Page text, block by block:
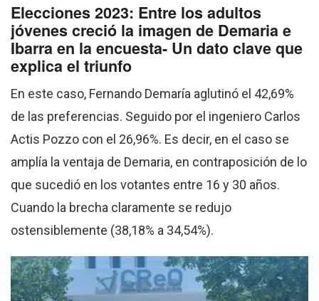
Elecciones 2023: Entre los adultos
jóvenes creció la imagen de Demaria e
Ibarra en la encuesta- Un dato clave que
explica el triunfo
En este caso, Fernando Demaría aglutinó el 42,69%
de las preferencias. Seguido por el ingeniero Carlos
Actis Pozzo con el 26,96%. Es decir, en el caso se
amplía la ventaja de Demaria, en contraposición de lo
que sucedió en los votantes entre 16 y 30 años.
Cuando la brecha claramente se redujo
ostensiblemente (38,18% a 34,54%).